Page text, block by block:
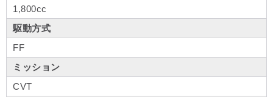
1,800cc
駆動方式
FF
ミッション
CVT